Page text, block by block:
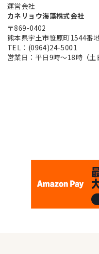
運営会社
カネリョウ海藻株式会社
〒869-0402
熊本県宇土市笹原町1544番
TEL：(0964)24-5001
営業日：平日9時～18時（土